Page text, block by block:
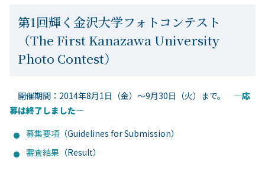
第1回輝く金沢大学フォトコンテスト
（The First Kanazawa University
Photo Contest）
開催期間：2014年8月1日（金）～9月30日（火）まで。
―応
募は終了しました―
募集要項 （Guidelines for Submission）
審査結果 （Result）